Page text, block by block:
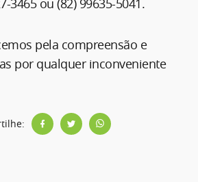
3465 ou (82) 99635-5041.
pela compreensão e
por qualquer inconveniente